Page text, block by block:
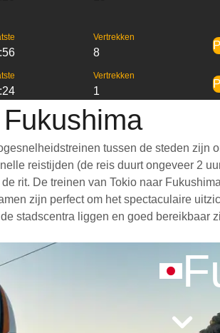
Vertrekken
8
Vertrekken
1
tussen de steden zijn
reistijden (de reis duurt ongeveer 2
rit. De treinen van Tokio naar
zijn perfect om het spectaculaire
stadscentra liggen en goed bereikbaar